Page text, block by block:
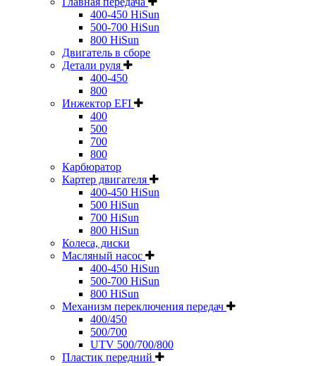
400-450 HiSun
500-700 HiSun
800 HiSun
Двигатель в сборе
Детали руля
400-450
800
Инжектор EFI
400
500
700
800
Карбюратор
Картер двигателя
400-450 HiSun
500 HiSun
700 HiSun
800 HiSun
Колeса, диски
Масляный насос
400-450 HiSun
500-700 HiSun
800 HiSun
Механизм переключения передач
400/450
500/700
UTV 500/700/800
Пластик передний